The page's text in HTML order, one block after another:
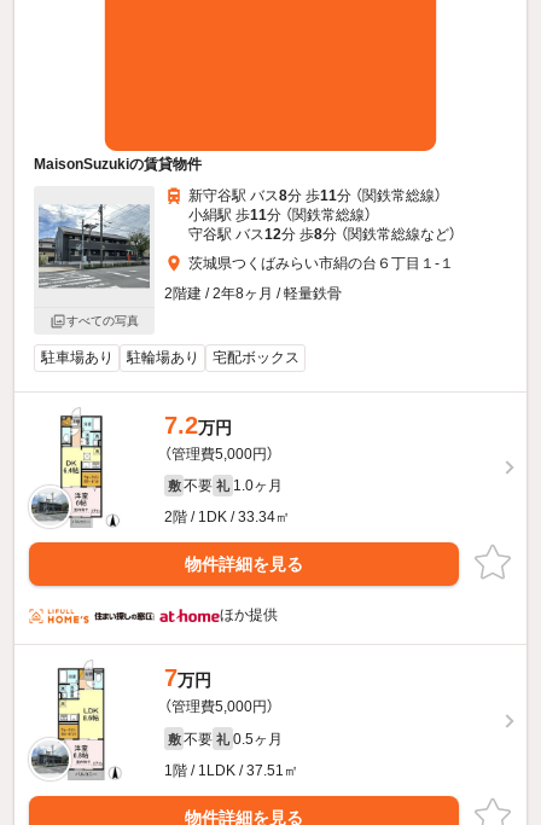
MaisonSuzukiの賃貸物件
すべての写真
新守谷駅 バス8分 歩11分 （関鉄常総線）
小絹駅 歩11分 （関鉄常総線）
守谷駅 バス12分 歩8分 （関鉄常総線など）
茨城県つくばみらい市絹の台６丁目１-１
2階建 / 2年8ヶ月 / 軽量鉄骨
駐車場あり 駐輪場あり 宅配ボックス
7.2万円
（管理費5,000円）
敷 不要 礼 1.0ヶ月
2階 / 1DK / 33.34㎡
物件詳細を見る
ほか提供
7万円
（管理費5,000円）
敷 不要 礼 0.5ヶ月
1階 / 1LDK / 37.51㎡
物件詳細を見る